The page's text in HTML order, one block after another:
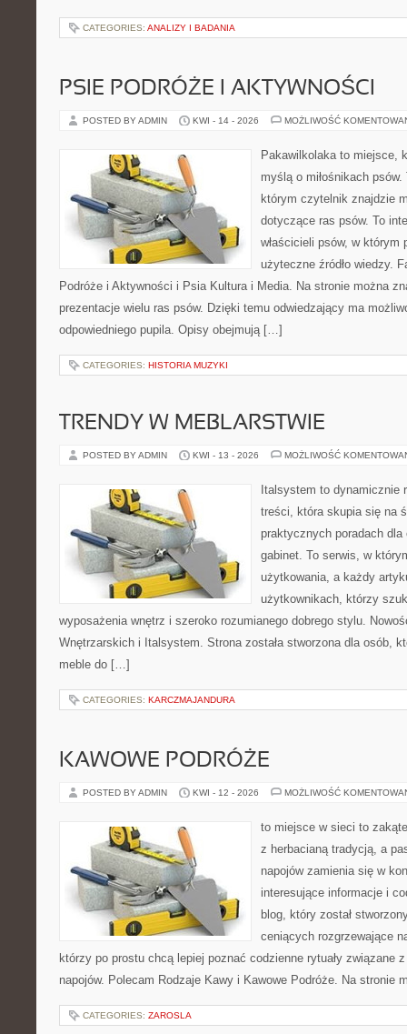
CATEGORIES: ANALIZY I BADANIA
PSIE PODRÓŻE I AKTYWNOŚCI
POSTED BY ADMIN KWI - 14 - 2026 MOŻLIWOŚĆ
Pakawilkolaka to miejsce,
myślą o miłośnikach
którym czytelnik znajdzie
dotyczące ras psów. To
właścicieli psów, w którym
użyteczne źródło wiedzy.
Podróże i Aktywności i Psia Kultura i Media. Na stronie można
prezentacje wielu ras psów. Dzięki temu odwiedzający ma
odpowiedniego pupila. Opisy obejmują […]
CATEGORIES: HISTORIA MUZYKI
TRENDY W MEBLARSTWIE
POSTED BY ADMIN KWI - 13 - 2026 MOŻLIWOŚĆ
Italsystem to dynamicznie
treści, która skupia się na
praktycznych poradach
gabinet. To serwis, w
użytkowania, a każdy
użytkownikach, którzy
wyposażenia wnętrz i szeroko rozumianego dobrego stylu.
Wnętrzarskich i Italsystem. Strona została stworzona dla osób,
meble do […]
CATEGORIES: KARCZMAJANDURA
KAWOWE PODRÓŻE
POSTED BY ADMIN KWI - 12 - 2026 MOŻLIWOŚĆ
to miejsce w sieci to
z herbacianą tradycją, a
napojów zamienia się w
interesujące informacje i
blog, który został
ceniących rozgrzewające
którzy po prostu chcą lepiej poznać codzienne rytuały związane
napojów. Polecam Rodzaje Kawy i Kawowe Podróże. Na stronie
CATEGORIES: ZAROSLA